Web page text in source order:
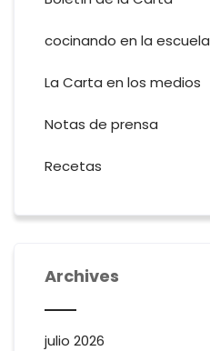
cocinando en la escuela
La Carta en los medios
Notas de prensa
Recetas
Archives
julio 2026